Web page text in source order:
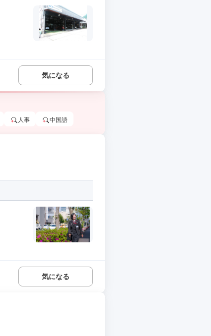
気になる
人事 中国語
気になる